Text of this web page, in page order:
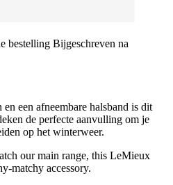
bestelling Bijgeschreven na
een afneembare halsband is dit
de perfecte aanvulling om je
op het winterweer.
our main range, this LeMieux
matchy accessory.